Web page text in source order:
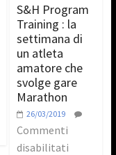
S&H Program
Training : la
settimana di
un atleta
amatore che
svolge gare
Marathon
26/03/2019
Commenti
disabilitati